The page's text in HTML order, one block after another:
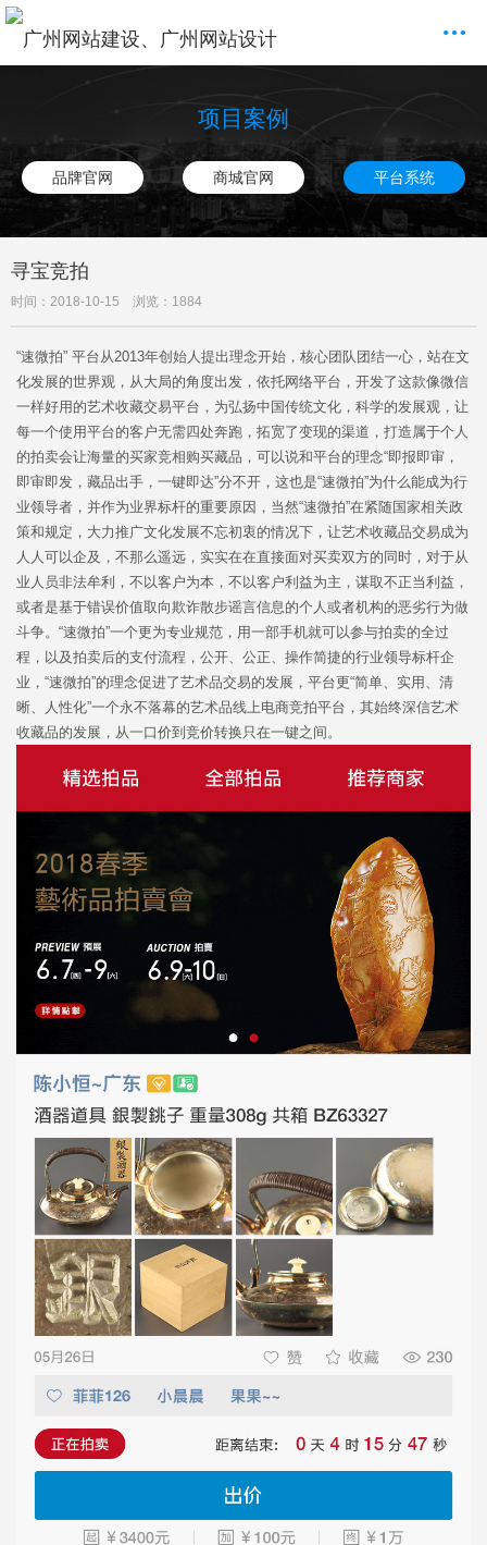
项目案例
品牌官网 商城官网 平台系统
寻宝竞拍
时间：2018-10-15 浏览：1884
“速微拍” 平台从2013年创始人提出理念开始，核心团队团结一心，站在文
化发展的世界观，从大局的角度出发，依托网络平台，开发了这款像微信
一样好用的艺术收藏交易平台，为弘扬中国传统文化，科学的发展观，让
每一个使用平台的客户无需四处奔跑，拓宽了变现的渠道，打造属于个人
的拍卖会让海量的买家竞相购买藏品，可以说和平台的理念“即报即审，
即审即发，藏品出手，一键即达”分不开，这也是“速微拍”为什么能成为行
业领导者，并作为业界标杆的重要原因，当然“速微拍”在紧随国家相关政
策和规定，大力推广文化发展不忘初衷的情况下，让艺术收藏品交易成为
人人可以企及，不那么遥远，实实在在直接面对买卖双方的同时，对于从
业人员非法牟利，不以客户为本，不以客户利益为主，谋取不正当利益，
或者是基于错误价值取向欺诈散步谣言信息的个人或者机构的恶劣行为做
斗争。“速微拍”一个更为专业规范，用一部手机就可以参与拍卖的全过
程，以及拍卖后的支付流程，公开、公正、操作简捷的行业领导标杆企
业，“速微拍”的理念促进了艺术品交易的发展，平台更“简单、实用、清
晰、人性化”一个永不落幕的艺术品线上电商竞拍平台，其始终深信艺术
收藏品的发展，从一口价到竞价转换只在一键之间。